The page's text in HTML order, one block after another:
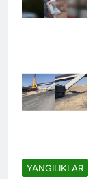
YANGILIKLAR